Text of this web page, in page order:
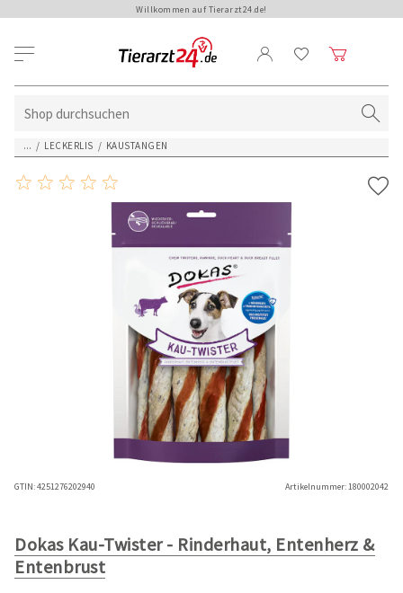
Willkommen auf Tierarzt24.de!
... / LECKERLIS / KAUSTANGEN
GTIN:4251276202940 Artikelnummer:180002042
Dokas Kau-Twister - Rinderhaut, Entenherz &
Entenbrust